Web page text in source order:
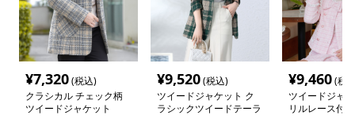
¥7,320(税込)
クラシカル チェック柄
ツイードジャケット
¥9,520(税込)
ツイードジャケット ク
ラシックツイードテーラ
¥9,460(税
ツイードジャ
リルレース付